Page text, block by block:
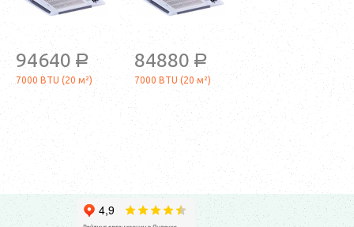
94640 a
7000 BTU (20 м²)
84880 a
7000 BTU (20 м²)